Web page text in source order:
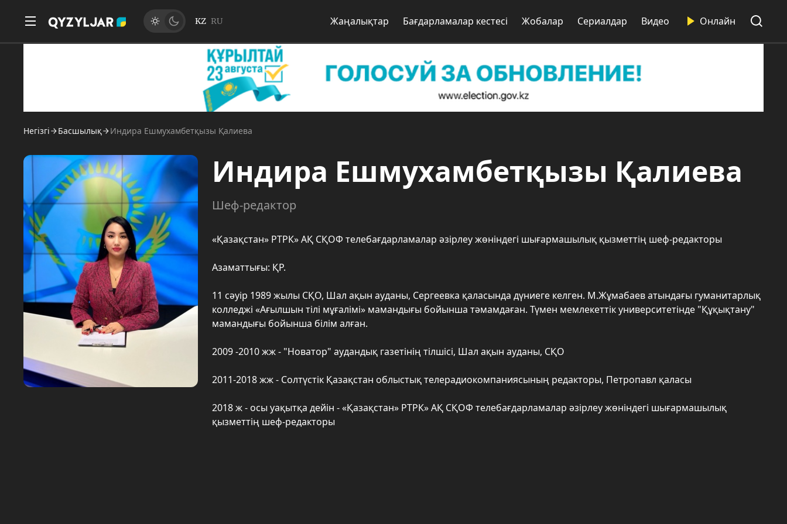
KZ RU Жаңалықтар Бағдарламалар кестесі Жобалар Сериалдар Видео Онлайн
Негізгі Басшылық Индира Ешмухамбетқызы Қалиева
Индира Ешмухамбетқызы Қалиева
Шеф-редактор
«Қазақстан» РТРК» АҚ СҚОФ телебағдарламалар әзірлеу жөніндегі шығармашылық қызметтің шеф-редакторы
Азаматтығы: ҚР.
11 сәуір 1989 жылы СҚО, Шал ақын ауданы, Сергеевка қаласында дүниеге келген. М.Жұмабаев атындағы гуманитарлық
колледжі «Ағылшын тілі мұғалімі» мамандығы бойынша тәмамдаған. Түмен мемлекеттік университетінде "Құқықтану"
мамандығы бойынша білім алған.
2009 -2010 жж - "Новатор" аудандық газетінің тілшісі, Шал ақын ауданы, СҚО
2011-2018 жж - Солтүстік Қазақстан облыстық телерадиокомпаниясының редакторы, Петропавл қаласы
2018 ж - осы уақытқа дейін - «Қазақстан» РТРК» АҚ СҚОФ телебағдарламалар әзірлеу жөніндегі шығармашылық
қызметтің шеф-редакторы